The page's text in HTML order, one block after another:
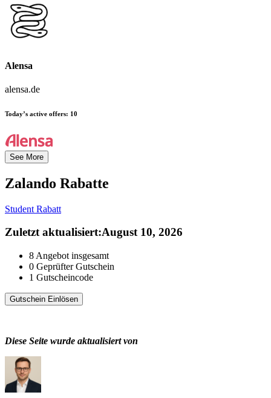
Alensa
alensa.de
Today’s active offers: 10
See More
Zalando Rabatte
Student Rabatt
Zuletzt aktualisiert:August 10, 2026
8 Angebot insgesamt
0 Geprüfter Gutschein
1 Gutscheincode
Gutschein Einlösen
Diese Seite wurde aktualisiert von